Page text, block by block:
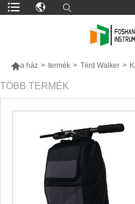
a ház > termék > Térd Walker >
TÖBB TERMÉK